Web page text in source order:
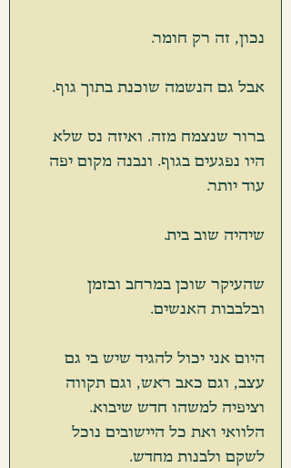
נכון, זה רק חומר.
אבל גם הנשמה שוכנת בתוך גוף.
ברור שנצמח מזה. ואיזה נס שלא
היו נפגעים בגוף. ונבנה מקום יפה
עוד יותר.
שיהיה שוב בית.
שהעיקר שוכן במרחב ובזמן
ובלבבות האנשים.
היום אני יכול להגיד שיש בי גם
עצב, וגם כאב ראש, וגם תקווה
וציפיה למשהו חדש שיבוא.
הלוואי ואת כל היישובים נוכל
לשקם ולבנות מחדש.